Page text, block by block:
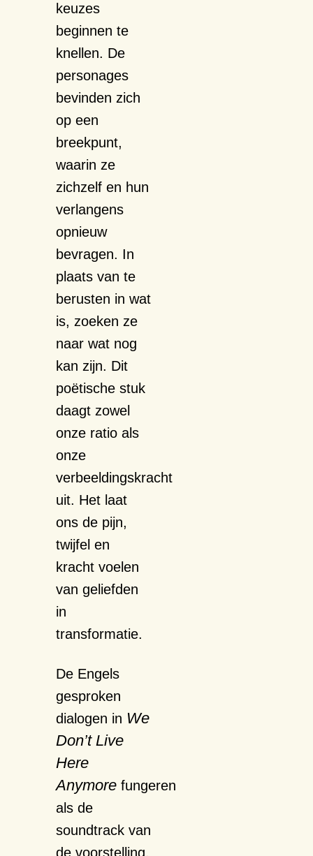
keuzes
beginnen te
knellen. De
personages
bevinden zich
op een
breekpunt,
waarin ze
zichzelf en hun
verlangens
opnieuw
bevragen. In
plaats van te
berusten in wat
is, zoeken ze
naar wat nog
kan zijn. Dit
poëtische stuk
daagt zowel
onze ratio als
onze
verbeeldingskracht
uit. Het laat
ons de pijn,
twijfel en
kracht voelen
van geliefden
in
transformatie.
De Engels
gesproken
dialogen in We
Don’t Live
Here
Anymore fungeren
als de
soundtrack van
de voorstelling.